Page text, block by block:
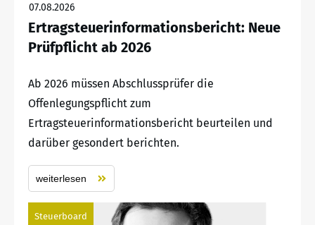
07.08.2026
Ertragsteuerinformationsbericht: Neue
Prüfpflicht ab 2026
Ab 2026 müssen Abschlussprüfer die
Offenlegungspflicht zum
Ertragsteuerinformationsbericht beurteilen und
darüber gesondert berichten.
weiterlesen
Steuerboard